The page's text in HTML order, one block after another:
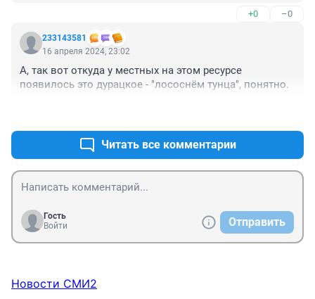
+0 –0
233143581
16 апреля 2024, 23:02
А, так вот откуда у местных на этом ресурсе
появилось это дурацкое - "лососнём тунца", понятно.
Читать все комментарии
Гость
Войти
Отправить
Новости СМИ2